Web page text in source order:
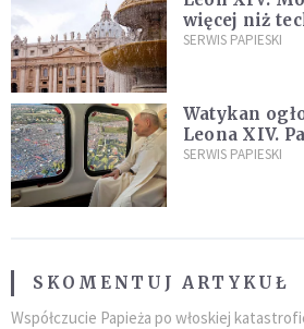
więcej niż
ją na nowo"
SERWIS PAPIESKI
Watykan
Leona XIV.
kraje
SERWIS PAPIESKI
SKOMENTUJ ARTYKUŁ
Współczucie Papieża po włoskiej